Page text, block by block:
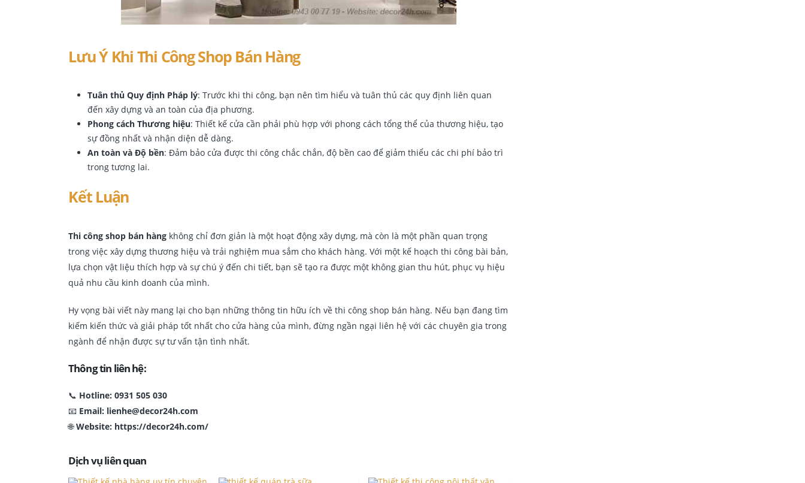
Lưu Ý Khi Thi Công Shop Bán Hàng
Tuân thủ Quy định Pháp lý: Trước khi thi công, bạn nên tìm hiểu và tuân thủ các quy định liên quan
đến xây dựng và an toàn của địa phương.
Phong cách Thương hiệu: Thiết kế cửa cần phải phù hợp với phong cách tổng thể của thương hiệu, tạo
sự đồng nhất và nhận diện dễ dàng.
An toàn và Độ bền: Đảm bảo cửa được thi công chắc chắn, độ bền cao để giảm thiểu các chi phí bảo trì
trong tương lai.
Kết Luận
Thi công shop bán hàng không chỉ đơn giản là một hoạt động xây dựng, mà còn là một phần quan trọng
trong việc xây dựng thương hiệu và trải nghiệm mua sắm cho khách hàng. Với một kế hoạch thi công bài bản,
lựa chọn vật liệu thích hợp và sự chú ý đến chi tiết, bạn sẽ tạo ra được một không gian thu hút, phục vụ hiệu
quả nhu cầu kinh doanh của mình.
Hy vọng bài viết này mang lại cho bạn những thông tin hữu ích về thi công shop bán hàng. Nếu bạn đang tìm
kiếm kiến thức và giải pháp tốt nhất cho cửa hàng của mình, đừng ngần ngại liên hệ với các chuyên gia trong
ngành để nhận được sự tư vấn tận tình nhất.
Thông tin liên hệ:
📞 Hotline: 0931 505 030
📧 Email: lienhe@decor24h.com
🌐Website: https://decor24h.com/
Dịch vụ liên quan